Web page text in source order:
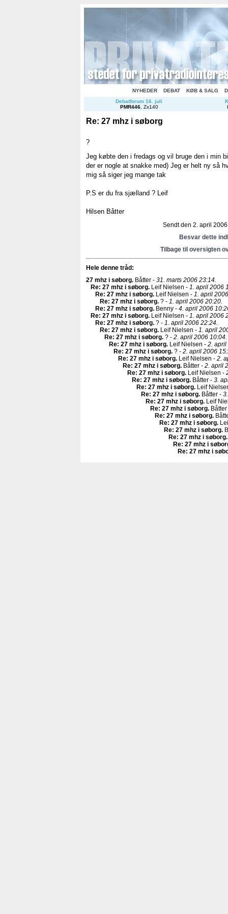
NYHEDER DEBAT KØB & SALG
Debatforum 16. juli
PMR446. Zx140
Re: 27 mhz i søborg
?
Jeg købte den i fredags og vil bruge den i min
der er nogle at snakke med) Jeg er helt ny så
mig så siger jeg mange tak
P.S er du fra sjælland ? Leif
Hilsen Båtter
Sendt den 2. april
Besvar dette
Tilbage til oversigten
Hele denne tråd:
27 mhz i søborg. Båtter - 31. marts 2006 23:14.
Re: 27 mhz i søborg. Leif Nielsen - 1. april 2006
Re: 27 mhz i søborg. Leif Nielsen - 1. april
Re: 27 mhz i søborg. ? - 1. april 2006 20:20.
Re: 27 mhz i søborg. Benny - 4. april 2006
Re: 27 mhz i søborg. Leif Nielsen - 1. april 2006
Re: 27 mhz i søborg. ? - 1. april 2006 22:24.
Re: 27 mhz i søborg. Leif Nielsen - 1. april
Re: 27 mhz i søborg. ? - 2. april 2006 10:04.
Re: 27 mhz i søborg. Leif Nielsen - 2. april
Re: 27 mhz i søborg. ? - 2. april 2006
Re: 27 mhz i søborg. Leif Nielsen - 2.
Re: 27 mhz i søborg. Båtter - 2. april
Re: 27 mhz i søborg. Leif Nielsen -
Re: 27 mhz i søborg. Båtter - 3.
Re: 27 mhz i søborg. Leif
Re: 27 mhz i søborg. Båtter -
Re: 27 mhz i søborg. Leif
Re: 27 mhz i søborg.
Re: 27 mhz i søborg.
Re: 27 mhz i søborg.
Re: 27 mhz i søborg.
Re: 27 mhz i søborg.
Re: 27 mhz i
Re: 27 mhz i